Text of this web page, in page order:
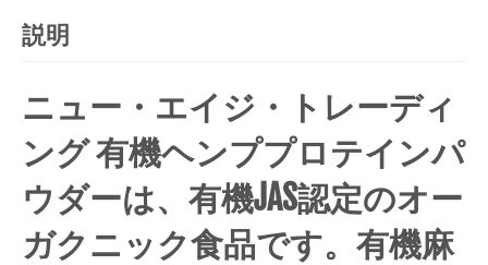
説明
ニュー・エイジ・トレーディ
ング 有機ヘンププロテインパ
ウダーは、有機JAS認定のオー
ガクニック食品です。有機麻